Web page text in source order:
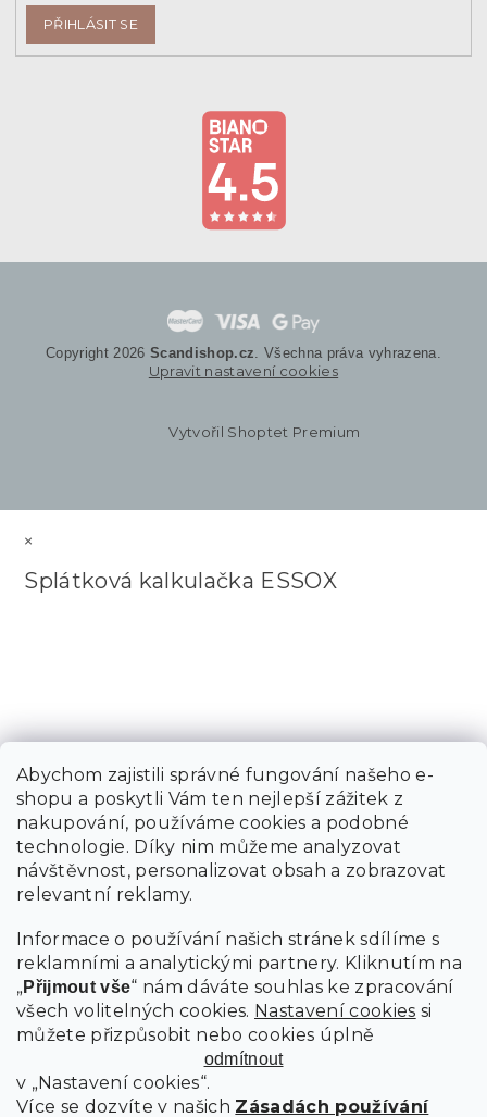
Abychom zajistili správné fungování našeho e-
shopu a poskytli Vám ten nejlepší zážitek z
nakupování, používáme cookies a podobné
technologie. Díky nim můžeme analyzovat
návštěvnost, personalizovat obsah a zobrazovat
relevantní reklamy.
Informace o používání našich stránek sdílíme s
reklamními a analytickými partnery. Kliknutím na
„Přijmout vše“ nám dáváte souhlas ke zpracování
všech volitelných cookies. Nastavení cookies si
můžete přizpůsobit nebo cookies úplně
odmítnout
v „Nastavení cookies“.
Více se dozvíte v našich Zásadách používání
PŘIHLÁSIT SE
Vytvořil Shoptet Premium
Copyright 2026 Scandishop.cz . Všechna práva vyhrazena.
Upravit nastavení cookies
×
Splátková kalkulačka ESSOX